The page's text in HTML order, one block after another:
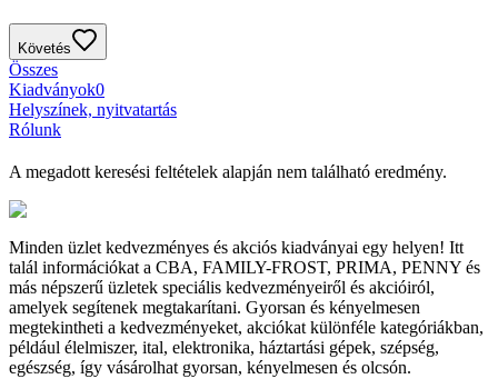
Követés
Összes
Kiadványok0
Helyszínek, nyitvatartás
Rólunk
A megadott keresési feltételek alapján nem található eredmény.
Minden üzlet kedvezményes és akciós kiadványai egy helyen! Itt
talál információkat a CBA, FAMILY-FROST, PRIMA, PENNY és
más népszerű üzletek speciális kedvezményeiről és akcióiról,
amelyek segítenek megtakarítani. Gyorsan és kényelmesen
megtekintheti a kedvezményeket, akciókat különféle kategóriákban,
például élelmiszer, ital, elektronika, háztartási gépek, szépség,
egészség, így vásárolhat gyorsan, kényelmesen és olcsón.